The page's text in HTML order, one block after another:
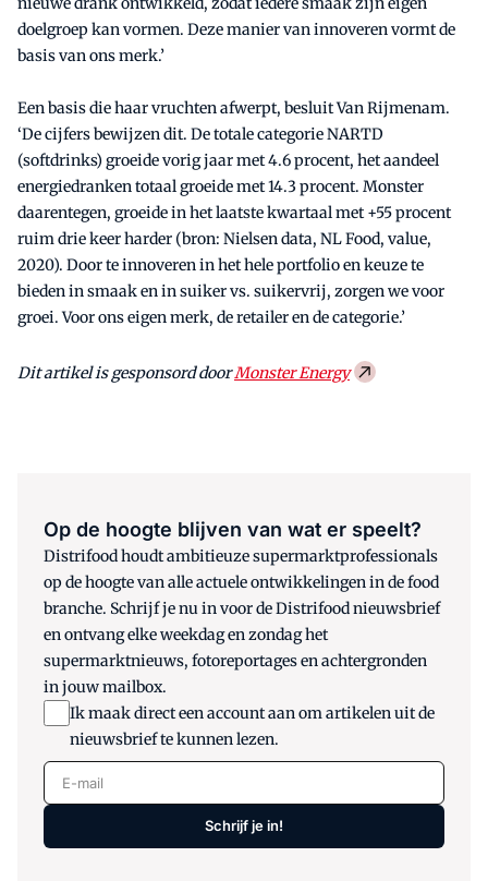
doelgroep kan vormen. Deze manier van innoveren vormt de
basis van ons merk.’
Een basis die haar vruchten afwerpt, besluit Van Rijmenam.
‘De cijfers bewijzen dit. De totale categorie NARTD
(softdrinks) groeide vorig jaar met 4.6 procent, het aandeel
energiedranken totaal groeide met 14.3 procent. Monster
daarentegen, groeide in het laatste kwartaal met +55 procent
ruim drie keer harder (bron: Nielsen data, NL Food, value,
2020). Door te innoveren in het hele portfolio en keuze te
bieden in smaak en in suiker vs. suikervrij, zorgen we voor
groei. Voor ons eigen merk, de retailer en de categorie.’
Dit artikel is gesponsord doorMonster Energy
Op de hoogte blijven van wat er speelt?
Distrifood houdt ambitieuze supermarktprofessionals
op de hoogte van alle actuele ontwikkelingen in de food
branche. Schrijf je nu in voor de Distrifood nieuwsbrief
en ontvang elke weekdag en zondag het
supermarktnieuws, fotoreportages en achtergronden
in jouw mailbox.
Ik maak direct een account aan om artikelen uit de
nieuwsbrief te kunnen lezen.
E-mail
Schrijf je in!